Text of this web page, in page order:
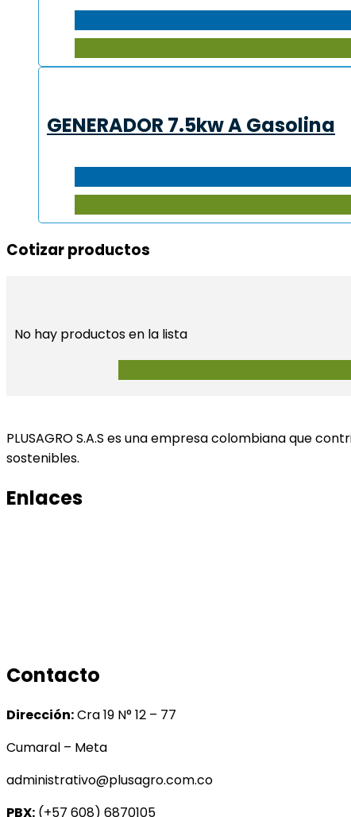
GENERADOR 7.5kw A Gasolina
Cotizar productos​
No hay productos en la lista
PLUSAGRO S.A.S es una empresa colombiana que
sostenibles.
Enlaces
Contacto
Dirección:Cra 19 N° 12 – 77
Cumaral – Meta
administrativo@plusagro.com.co
PBX: (+57 608) 6870105